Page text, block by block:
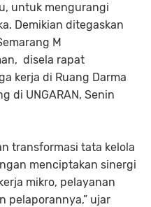
untuk mengurangi
Demikian ditegaskan
M
disela rapat
kerja di Ruang Darma
di UNGARAN, Senin
transformasi tata kelola
menciptakan sinergi
mikro, pelayanan
pelaporannya,” ujar